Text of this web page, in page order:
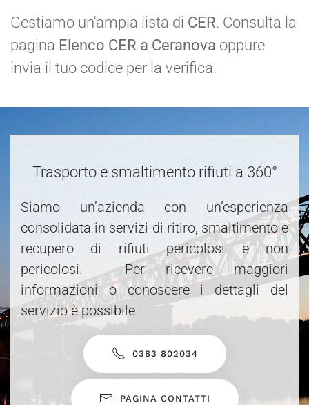
Gestiamo un'ampia lista di CER. Consulta la
pagina Elenco CER a Ceranova oppure
invia il tuo codice per la verifica.
Trasporto e smaltimento rifiuti a 360°
Siamo un’azienda con un’esperienza
consolidata in servizi di ritiro, smaltimento e
recupero di rifiuti pericolosi e non
pericolosi. Per ricevere maggiori
informazioni o conoscere i dettagli del
servizio è possibile.
0383 802034
PAGINA CONTATTI